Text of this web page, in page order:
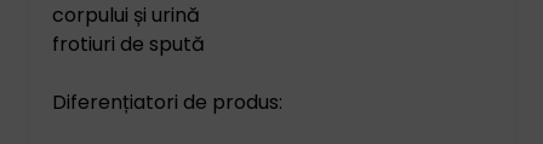
corpului și urină
frotiuri de spută
Diferențiatori de produs: